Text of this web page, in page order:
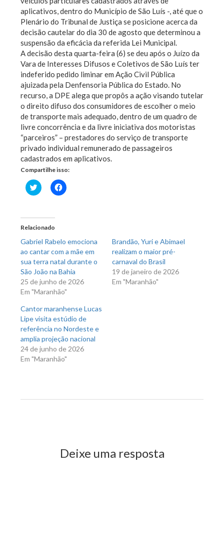
aplicativos, dentro do Município de São Luís -, até que o
Plenário do Tribunal de Justiça se posicione acerca da
decisão cautelar do dia 30 de agosto que determinou a
suspensão da eficácia da referida Lei Municipal.
A decisão desta quarta-feira (6) se deu após o Juízo da
Vara de Interesses Difusos e Coletivos de São Luís ter
indeferido pedido liminar em Ação Civil Pública
ajuizada pela Denfensoria Pública do Estado. No
recurso, a DPE alega que propôs a ação visando tutelar
o direito difuso dos consumidores de escolher o meio
de transporte mais adequado, dentro de um quadro de
livre concorrência e da livre iniciativa dos motoristas
“parceiros” – prestadores do serviço de transporte
privado individual remunerado de passageiros
cadastrados em aplicativos.
Compartilhe isso:
Clique
para
em
nova
janela)
Clique
para
Relacionado
Gabriel Rabelo emociona
ao cantar com a mãe em
sua terra natal durante o
São João na Bahia
25 de junho de 2026
Em "Maranhão"
Brandão, Yuri e Abimael
realizam o maior pré-
carnaval do Brasil
19 de janeiro de 2026
Em "Maranhão"
Cantor maranhense Lucas
Lipe visita estúdio de
referência no Nordeste e
amplia projeção nacional
24 de junho de 2026
Em "Maranhão"
Deixe uma resposta